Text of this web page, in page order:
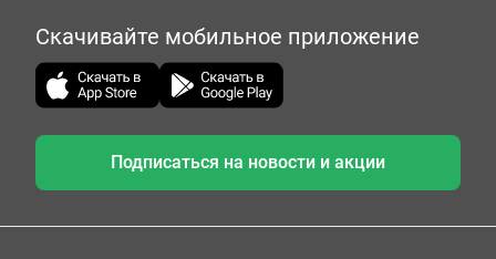
Скачивайте мобильное приложение
Подписаться на новости и акции